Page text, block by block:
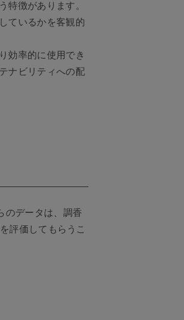
特徴があります。
ているかを客観的
効率的に使用でき
ナビリティへの配
のデータは、調香
評価してもらうこ